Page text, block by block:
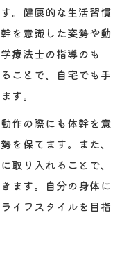
。健康的な生活習慣
を意識した姿勢や動
療法士の指導のも
ことで、自宅でも手
す。
作の際にも体幹を意
を保てます。また、
取り入れることで、
ます。自分の身体に
イフスタイルを目指